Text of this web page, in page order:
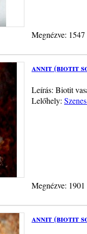
Megnézve:
annit (biotit
Leírás: Biotit
Lelőhely:
Megnézve:
annit (biotit